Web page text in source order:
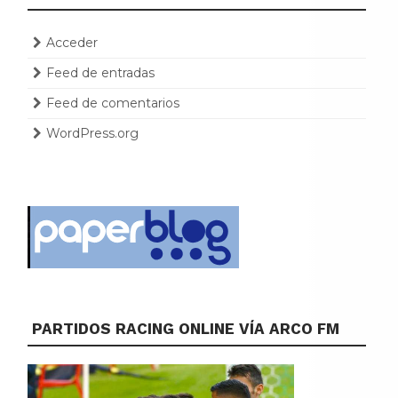
Acceder
Feed de entradas
Feed de comentarios
WordPress.org
PARTIDOS RACING ONLINE VÍA ARCO FM